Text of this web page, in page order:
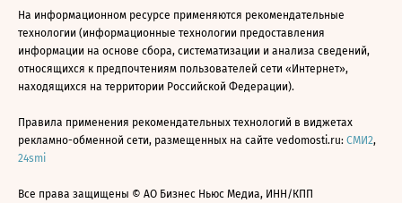
На информационном ресурсе применяются рекомендательные
технологии (информационные технологии предоставления
информации на основе сбора, систематизации и анализа сведений,
относящихся к предпочтениям пользователей сети «Интернет»,
находящихся на территории Российской Федерации).
Правила применения рекомендательных технологий в виджетах
рекламно-обменной сети, размещенных на сайте vedomosti.ru: СМИ2,
24smi
Все права защищены © АО Бизнес Ньюс Медиа, ИНН/КПП